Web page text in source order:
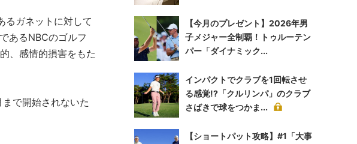
るガネットに対して
あるNBCのゴルフ
、感情的損害をもた
で開始されないた
【今月のプレゼント】2026年男
子メジャー全制覇！トゥルーテン
パー「ダイナミック...
インパクトでクラブを1回転させ
る感覚!?「クルリンパ」のクラブ
さばきで球をつかま...
【ショートパット攻略】#1「大事